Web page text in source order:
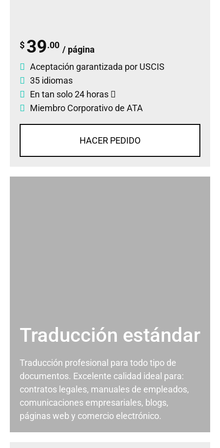
$ 39.00 / página
Aceptación garantizada por USCIS
35 idiomas
En tan solo 24 horas
Miembro Corporativo de ATA
HACER PEDIDO
Traducción estándar
Traducción profesional para todo tipo de
documentos. Excelente calidad ideal para:
contratos legales, manuales de empleados,
comunicaciones empresariales, blogs,
páginas web y comercio electrónico.